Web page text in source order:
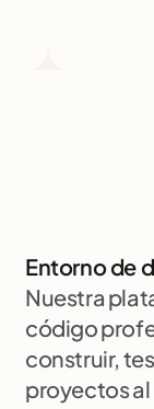
Entorno de
Nuestra
código
construir,
proyectos al